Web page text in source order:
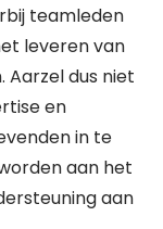
teamleden
leveren van
Aarzel dus niet
en
in te
aan het
aan